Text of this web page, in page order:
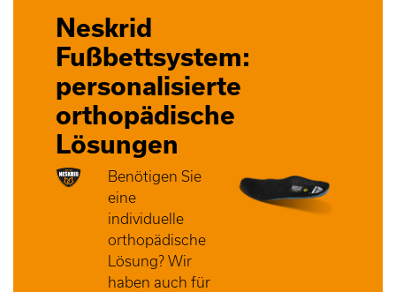
Neskrid
Fußbettsystem:
personalisierte
orthopädische
Lösungen
Benötigen Sie
eine
individuelle
orthopädische
Lösung? Wir
haben auch für